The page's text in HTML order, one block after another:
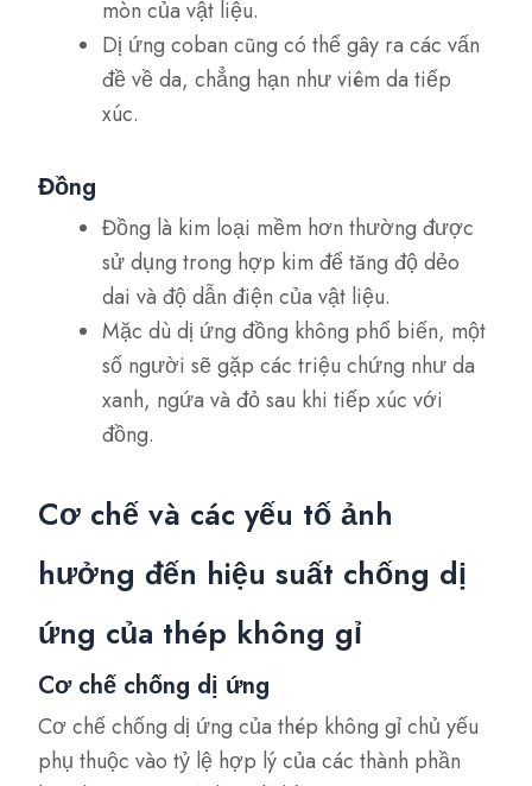
mòn của vật liệu.
Dị ứng coban cũng có thể gây ra các vấn
đề về da, chẳng hạn như viêm da tiếp
xúc.
Đồng
Đồng là kim loại mềm hơn thường được
sử dụng trong hợp kim để tăng độ dẻo
dai và độ dẫn điện của vật liệu.
Mặc dù dị ứng đồng không phổ biến, một
số người sẽ gặp các triệu chứng như da
xanh, ngứa và đỏ sau khi tiếp xúc với
đồng.
Cơ chế và các yếu tố ảnh
hưởng đến hiệu suất chống dị
ứng của thép không gỉ
Cơ chế chống dị ứng
Cơ chế chống dị ứng của thép không gỉ chủ yếu
phụ thuộc vào tỷ lệ hợp lý của các thành phần